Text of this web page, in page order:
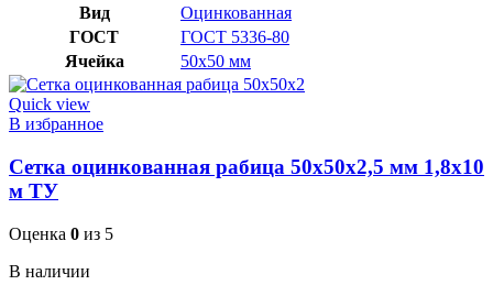
Вид
Оцинкованная
ГОСТ
ГОСТ 5336-80
Ячейка
50х50 мм
Quick view
В избранное
Сетка оцинкованная рабица 50х50х2,5 мм 1,8х10
м ТУ
Оценка 0 из 5
В наличии